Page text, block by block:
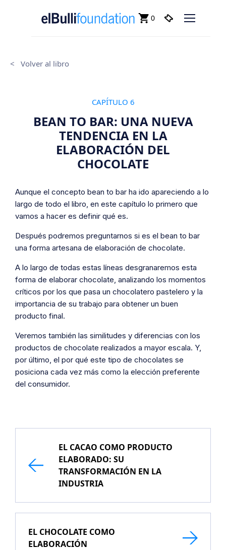
0
< Volver al libro
CAPÍTULO 6
BEAN TO BAR: UNA NUEVA
TENDENCIA EN LA
ELABORACIÓN DEL
CHOCOLATE
Aunque el concepto bean to bar ha ido apareciendo a lo
largo de todo el libro, en este capítulo lo primero que
vamos a hacer es definir qué es.
Después podremos preguntarnos si es el bean to bar
una forma artesana de elaboración de chocolate.
A lo largo de todas estas líneas desgranaremos esta
forma de elaborar chocolate, analizando los momentos
críticos por los que pasa un chocolatero pastelero y la
importancia de su trabajo para obtener un buen
producto final.
Veremos también las similitudes y diferencias con los
productos de chocolate realizados a mayor escala. Y,
por último, el por qué este tipo de chocolates se
posiciona cada vez más como la elección preferente
del consumidor.
EL CACAO COMO PRODUCTO
ELABORADO: SU
TRANSFORMACIÓN EN LA
INDUSTRIA
EL CHOCOLATE COMO
ELABORACIÓN